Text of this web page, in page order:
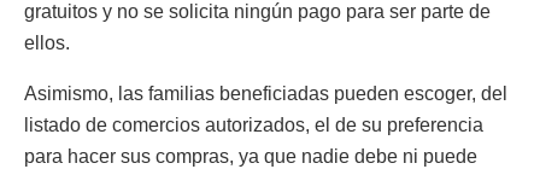
gratuitos y no se solicita ningún pago para ser parte de
ellos.
Asimismo, las familias beneficiadas pueden escoger, del
listado de comercios autorizados, el de su preferencia
para hacer sus compras, ya que nadie debe ni puede